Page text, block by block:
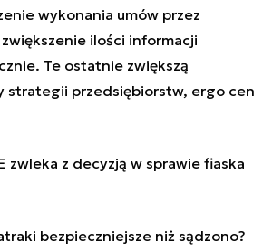
wykonania umów przez
ilości informacji
Te ostatnie zwiększą
strategii przedsiębiorstw, ergo cen
zwleka z decyzją w sprawie fiaska
bezpieczniejsze niż sądzono?